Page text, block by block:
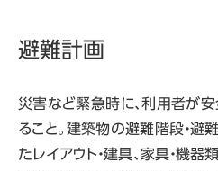
避難計画
災害など緊急時に、利用者が
ること。建築物の避難階段・避
たレイアウト・建具、家具・機